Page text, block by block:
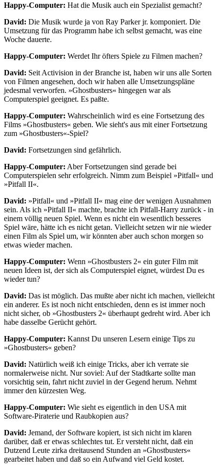
Happy-Computer: Hat die Musik auch ein Spezialist gemacht?
David: Die Musik wurde ja von Ray Parker jr. komponiert. Die
Umsetzung für das Programm habe ich selbst gemacht, was eine
Woche dauerte.
Happy-Computer: Werdet Ihr öfters Spiele zu Filmen machen?
David: Seit Activision in der Branche ist, haben wir uns alle Sorten
von Filmen angesehen, doch wir haben alle Umsetzungspläne
jedesmal verworfen. »Ghostbusters« hingegen war als
Computerspiel geeignet. Es paßte.
Happy-Computer: Wahrscheinlich wird es eine Fortsetzung des
Films »Ghostbusters« geben. Wie sieht's aus mit einer Fortsetzung
zum »Ghostbusters«-Spiel?
David: Fortsetzungen sind gefährlich.
Happy-Computer: Aber Fortsetzungen sind gerade bei
Computerspielen sehr erfolgreich. Nimm zum Beispiel »Pitfall« und
»Pitfall II«.
David: »Pitfall« und »Pitfall II« mag eine der wenigen Ausnahmen
sein. Als ich »Pitfall II« machte, brachte ich Pitfall-Harry zurück - in
einem völlig neuen Spiel. Wenn es nicht ein wesentlich besseres
Spiel wäre, hätte ich es nicht getan. Vielleicht setzen wir nie wieder
einen Film als Spiel um, wir könnten aber auch schon morgen so
etwas wieder machen.
Happy-Computer: Wenn »Ghostbusters 2« ein guter Film mit
neuen Ideen ist, der sich als Computerspiel eignet, würdest Du es
wieder tun?
David: Das ist möglich. Das mußte aber nicht ich machen, vielleicht
ein anderer. Es ist noch nicht entschieden, denn es ist immer noch
nicht sicher, ob »Ghostbusters 2« überhaupt gedreht wird. Aber ich
habe dasselbe Gerücht gehört.
Happy-Computer: Kannst Du unseren Lesern einige Tips zu
»Ghostbusters« geben?
David: Natürlich weiß ich einige Tricks, aber ich verrate sie
normalerweise nicht. Nur soviel: Auf der Stadtkarte sollte man
vorsichtig sein, fahrt nicht zuviel in der Gegend herum. Nehmt
immer den kürzesten Weg.
Happy-Computer: Wie sieht es eigentlich in den USA mit
Software-Piraterie und Raubkopien aus?
David: Jemand, der Software kopiert, ist sich nicht im klaren
darüber, daß er etwas schlechtes tut. Er versteht nicht, daß ein
Dutzend Leute zirka dreitausend Stunden an »Ghostbusters«
gearbeitet haben und daß so ein Aufwand viel Geld kostet.